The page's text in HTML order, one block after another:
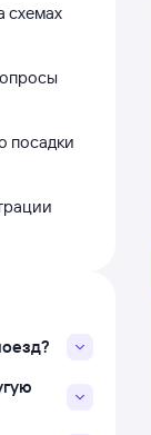
схемах
посадки